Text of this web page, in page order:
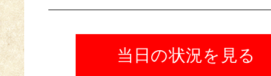
当日の状況を見る